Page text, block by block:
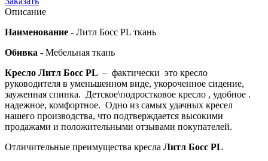
Описание
Наименование - Литл Босс PL ткань
Обивка - Мебельная ткань
Кресло Литл Босс PL – фактически это кресло
руководителя в уменьшенном виде, укороченное сидение,
зауженная спинка. Детское\подростковое кресло , удобное .
надежное, комфортное. Одно из самых удачных кресел
нашего производства, что подтверждается высокими
продажами и положительными отзывами покупателей.
Отличительные преимущества кресла Литл Босс PL